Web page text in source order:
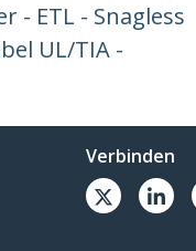
- ETL - Snagless
UL/TIA -
Verbinden